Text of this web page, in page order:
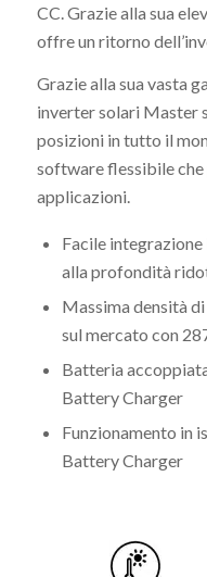
CC. Grazie alla sua
offre un ritorno
Grazie alla sua vasta
inverter solari Master
posizioni in tutto il
software flessibile
applicazioni.
Facile
alla profondità
Massima densità
sul mercato con
Batteria
Battery Charger
Funzionamento in
Battery Charger